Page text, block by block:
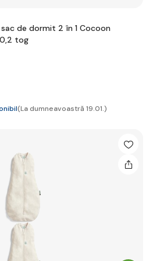
sac de dormit 2 în 1 Cocoon
tog
(La dumneavoastră 19.01.)